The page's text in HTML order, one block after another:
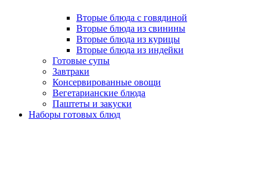
Вторые блюда с говядиной
Вторые блюда из свинины
Вторые блюда из курицы
Вторые блюда из индейки
Готовые супы
Завтраки
Консервированные овощи
Вегетарианские блюда
Паштеты и закуски
Наборы готовых блюд